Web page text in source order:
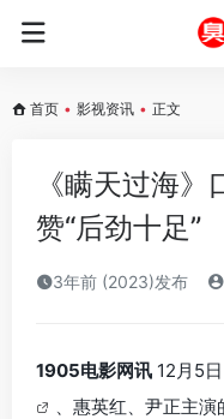
首页 • 影视资讯 • 正文
《瞒天过海
赞“后劲十足”
3年前 (2023)发布
1905电影网讯 12月5
、惠英红、尹正主